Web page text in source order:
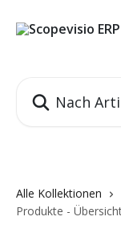
Alle Kollektionen
Produkte -